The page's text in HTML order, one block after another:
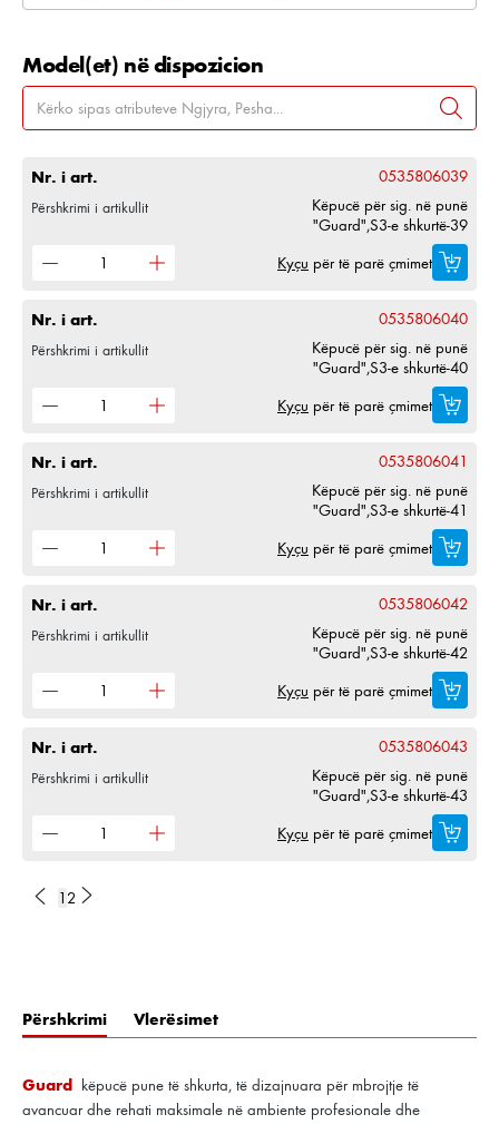
Model(et) në dispozicion
Nr. i art. 0535806039
Përshkrimi i artikullit
Këpucë për sig. në punë
"Guard",S3-e shkurtë-39
Kyçu për të parë çmimet
Nr. i art. 0535806040
Përshkrimi i artikullit
Këpucë për sig. në punë
"Guard",S3-e shkurtë-40
Kyçu për të parë çmimet
Nr. i art. 0535806041
Përshkrimi i artikullit
Këpucë për sig. në punë
"Guard",S3-e shkurtë-41
Kyçu për të parë çmimet
Nr. i art. 0535806042
Përshkrimi i artikullit
Këpucë për sig. në punë
"Guard",S3-e shkurtë-42
Kyçu për të parë çmimet
Nr. i art. 0535806043
Përshkrimi i artikullit
Këpucë për sig. në punë
"Guard",S3-e shkurtë-43
Kyçu për të parë çmimet
1 2
Përshkrimi Vlerësimet
Guard këpucë pune të shkurta, të dizajnuara për mbrojtje të
avancuar dhe rehati maksimale në ambiente profesionale dhe